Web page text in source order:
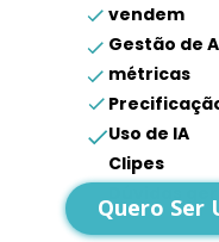
vendem
Gestão de
métricas
Uso de IA
Clipes
Quero Ser